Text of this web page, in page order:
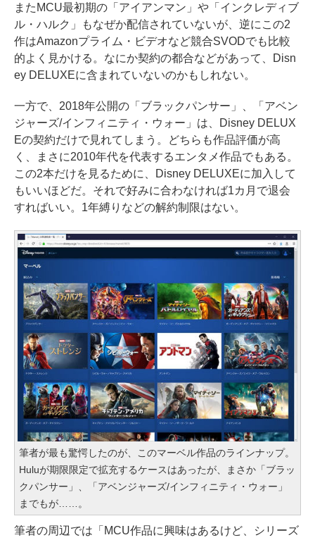
またMCU最初期の「アイアンマン」や「インクレディブ
ル・ハルク」もなぜか配信されていないが、逆にこの2
作はAmazonプライム・ビデオなど競合SVODでも比較
的よく見かける。なにか契約の都合などがあって、Disn
ey DELUXEに含まれていないのかもしれない。
一方で、2018年公開の「ブラックパンサー」、「アベン
ジャーズ/インフィニティ・ウォー」は、Disney DELUX
Eの契約だけで見れてしまう。どちらも作品評価が高
く、まさに2010年代を代表するエンタメ作品でもある。
この2本だけを見るために、Disney DELUXEに加入して
もいいほどだ。それで好みに合わなければ1カ月で退会
すればいい。1年縛りなどの解約制限はない。
筆者が最も驚愕したのが、このマーベル作品のラインナップ。
Huluが期限限定で拡充するケースはあったが、まさか「ブラッ
クパンサー」、「アベンジャーズ/インフィニティ・ウォー」
までもが……。
筆者の周辺では「MCU作品に興味はあるけど、シリーズ